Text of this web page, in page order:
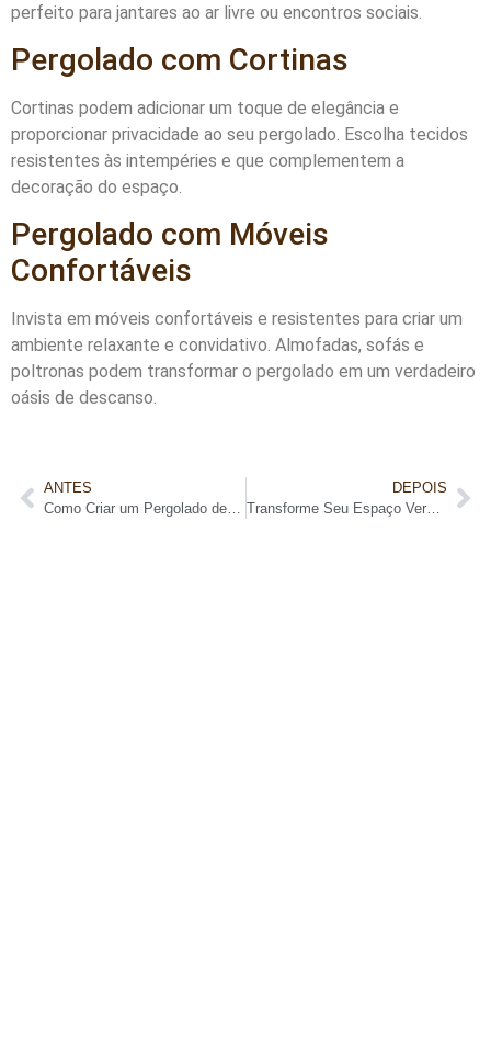
perfeito para jantares ao ar livre ou encontros sociais.
Pergolado com Cortinas
Cortinas podem adicionar um toque de elegância e
proporcionar privacidade ao seu pergolado. Escolha tecidos
resistentes às intempéries e que complementem a
decoração do espaço.
Pergolado com Móveis
Confortáveis
Invista em móveis confortáveis e resistentes para criar um
ambiente relaxante e convidativo. Almofadas, sofás e
poltronas podem transformar o pergolado em um verdadeiro
oásis de descanso.
ANTES
DEPOIS
Transforme Seu Espaço Verde: Como Construir um Pergolado de Madeira para Jardim